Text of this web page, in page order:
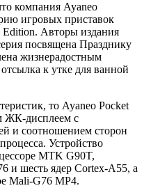
компания Ayaneo
игровых приставок
Авторы издания
посвящена Празднику
​​жизнерадостным
к утке для ванной
то Ayaneo Pocket
ЖК-дисплеем с
и соотношением сторон
Устройство
MTK G90T,
и шесть ядер Cortex-A55, а
Mali-G76 MP4.